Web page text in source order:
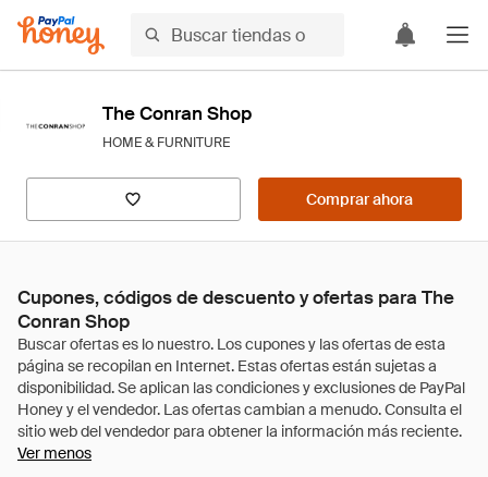
The Conran Shop
HOME & FURNITURE
Comprar ahora
Cupones, códigos de descuento y ofertas para The
Conran Shop
Ver menos